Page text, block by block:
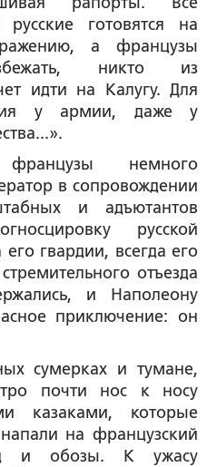
готовятся на
а французы
никто из
идти на Калугу. Для
у армии, даже у
немного
в сопровождении
и адъютантов
русской
гвардии, всегда его
отъезда
и Наполеону
приключение: он
сумерках и тумане,
почти нос к носу
казаками, которые
на французский
и обозы. К ужасу